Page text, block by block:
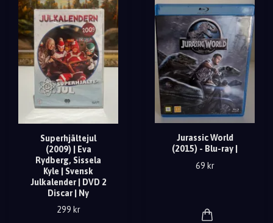
Superhjältejul
(2009) | Eva
Rydberg, Sissela
Kyle | Svensk
Julkalender | DVD 2
Discar | Ny
299 kr
Jurassic World
(2015) - Blu-ray |
69 kr